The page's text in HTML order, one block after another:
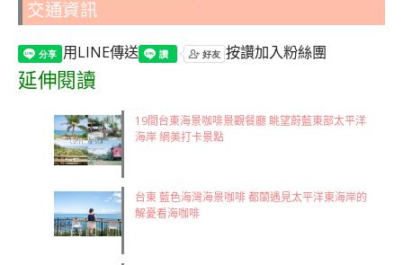
交通資訊
用LINE傳送 按讚加入粉絲團
延伸閱讀
19間台東海景咖啡景觀餐廳 眺望蔚藍東部太平洋
海岸 網美打卡景點
台東 藍色海灣海景咖啡 都蘭遇見太平洋東海岸的
解憂看海咖啡